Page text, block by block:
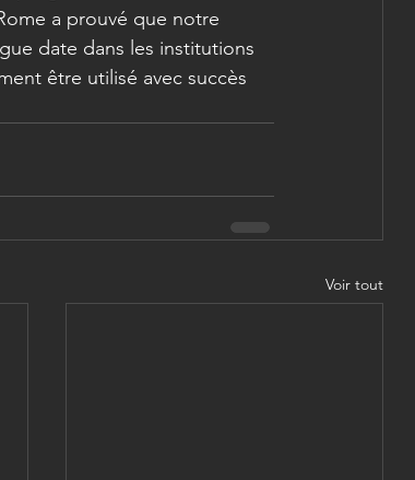
a prouvé que notre
date dans les institutions
être utilisé avec succès
Voir tout